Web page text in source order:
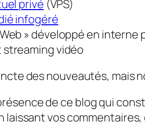
privé (VPS)
infogéré
» développé en
vidéo
des nouveautés, mais
de ce blog qui
laissant vos